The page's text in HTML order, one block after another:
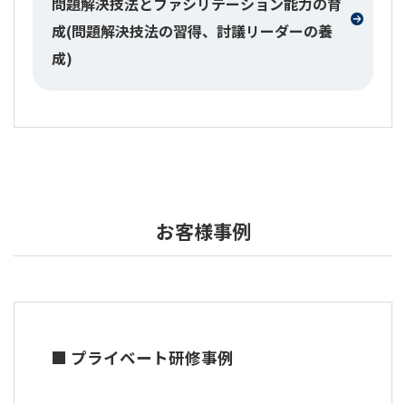
成(問題解決技法の習得、討議リーダーの養
成)
お客様事例
■ プライベート研修事例